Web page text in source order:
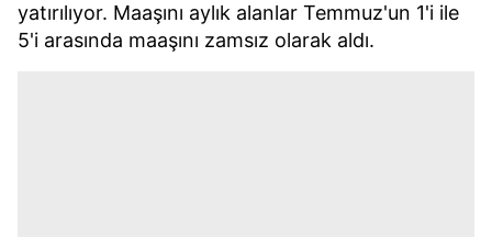
yatırılıyor. Maaşını aylık alanlar Temmuz'un 1'i ile
5'i arasında maaşını zamsız olarak aldı.